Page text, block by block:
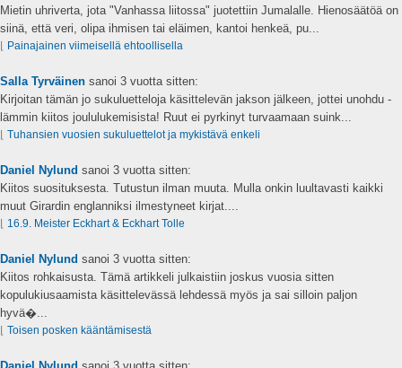
Mietin uhriverta, jota "Vanhassa liitossa" juotettiin Jumalalle. Hienosäätöä on
siinä, että veri, olipa ihmisen tai eläimen, kantoi henkeä, pu...
⌊ Painajainen viimeisellä ehtoollisella
Salla Tyrväinen sanoi 3 vuotta sitten:
Kirjoitan tämän jo sukuluetteloja käsittelevän jakson jälkeen, jottei unohdu -
lämmin kiitos joululukemisista! Ruut ei pyrkinyt turvaamaan suink...
⌊ Tuhansien vuosien sukuluettelot ja mykistävä enkeli
Daniel Nylund sanoi 3 vuotta sitten:
Kiitos suosituksesta. Tutustun ilman muuta. Mulla onkin luultavasti kaikki
muut Girardin englanniksi ilmestyneet kirjat....
⌊ 16.9. Meister Eckhart & Eckhart Tolle
Daniel Nylund sanoi 3 vuotta sitten:
Kiitos rohkaisusta. Tämä artikkeli julkaistiin joskus vuosia sitten
kopulukiusaamista käsittelevässä lehdessä myös ja sai silloin paljon
hyvä�...
⌊ Toisen posken kääntämisestä
Daniel Nylund sanoi 3 vuotta sitten: